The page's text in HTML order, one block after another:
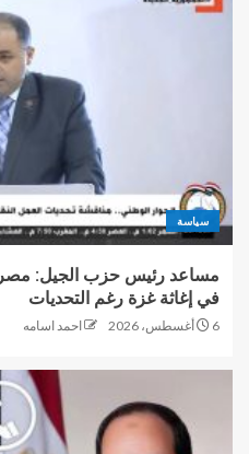
سياسة
مساعد رئيس حزب الجيل: مصر
في إغاثة غزة رغم التحديات
6 أغسطس، 2026 احمد اسامه